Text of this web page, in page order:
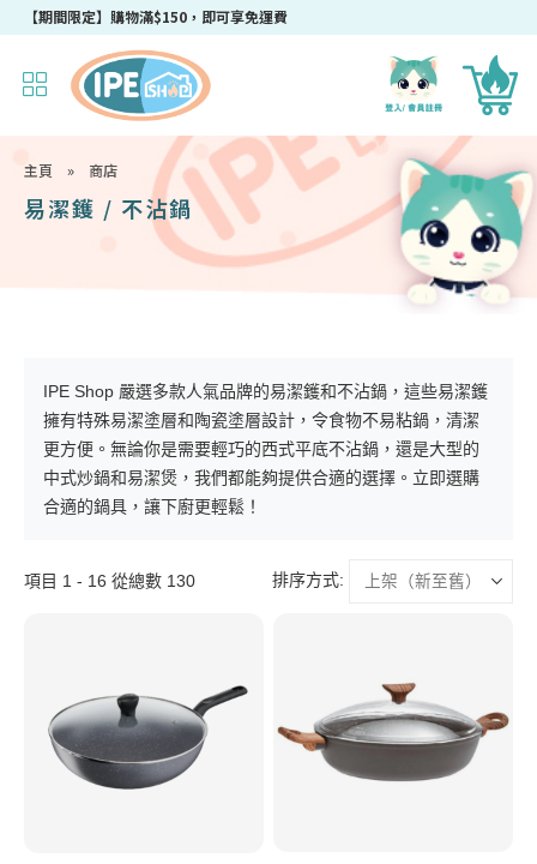
【期間限定】購物滿$150，即可享免運費
成為IPEshop會員，新會員即可獲得迎新$50購物優惠碼！
主頁 » 商店
易潔鑊 / 不沾鍋
IPE Shop 嚴選多款人氣品牌的易潔鑊和不沾鍋，這些易潔鑊
擁有特殊易潔塗層和陶瓷塗層設計，令食物不易粘鍋，清潔
更方便。無論你是需要輕巧的西式平底不沾鍋，還是大型的
中式炒鍋和易潔煲，我們都能夠提供合適的選擇。立即選購
合適的鍋具，讓下廚更輕鬆！
項目 1 - 16 從總數 130 排序方式: